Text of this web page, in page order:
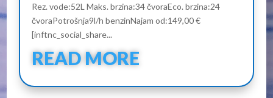
Rez. vode:52L Maks. brzina:34 čvoraEco. brzina:24
čvoraPotrošnja9l/h benzinNajam od:149,00 €
[inftnc_social_share...
READ MORE